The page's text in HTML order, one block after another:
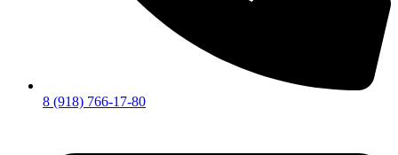
8 (918) 766-17-80